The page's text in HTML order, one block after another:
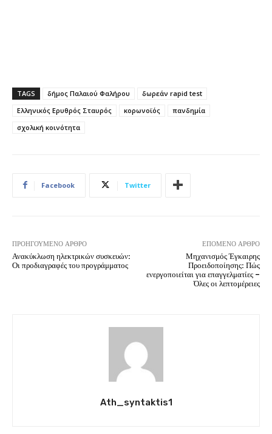
TAGS δήμος Παλαιού Φαλήρου
δωρεάν rapid test
Ελληνικός Ερυθρός Σταυρός
κορωνοϊός
πανδημία
σχολική κοινότητα
Facebook Twitter
ΠΡΟΗΓΟΎΜΕΝΟ ΆΡΘΡΟ
Ανακύκλωση ηλεκτρικών συσκευών:
Οι προδιαγραφές του προγράμματος
ΕΠΌΜΕΝΟ ΆΡΘΡΟ
Μηχανισμός Έγκαιρης
Προειδοποίησης: Πώς
ενεργοποιείται για επαγγελματίες –
Όλες οι λεπτομέρειες
Ath_syntaktis1